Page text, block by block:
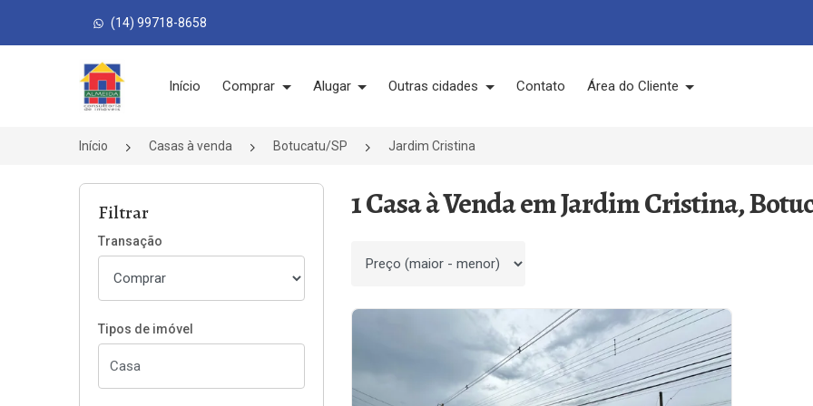
(14) 99718-8658
Página inicial
Início Comprar Alugar Outras cidades Contato Área do Cliente
Início Casas à venda Botucatu/SP Jardim Cristina
Filtrar
Transação
Tipos de imóvel
1 Casa à Venda em Jardim Cristina,
Ordenar por